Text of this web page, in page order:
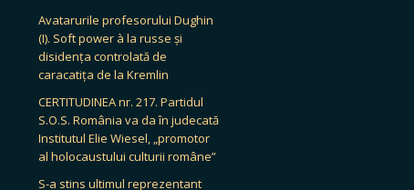
Avatarurile profesorului Dughin
(I). Soft power à la russe și
disidența controlată de
caracatița de la Kremlin
CERTITUDINEA nr. 217. Partidul
S.O.S. România va da în judecată
Institutul Elie Wiesel, „promotor
al holocaustului culturii române”
S-a stins ultimul reprezentant